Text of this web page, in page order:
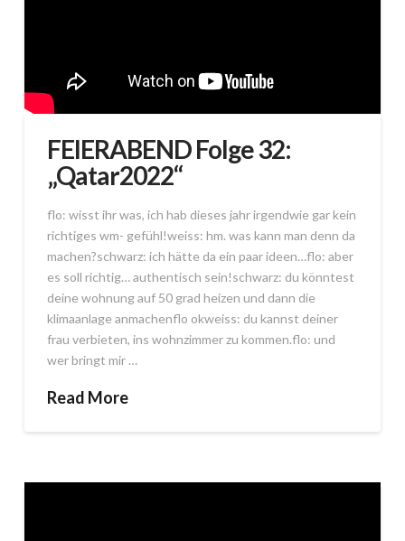
FEIERABEND Folge 32:
„Qatar2022“
flo: wisst ihr was, ich hab dieses jahr irgendwie gar kein
richtiges wm- gefühl!weiss: hm. was kann man denn da
machen?schwarz: ich hätte da ein paar ideen…flo: aber
es soll richtig… authentisch sein!schwarz: du könntest
deine wohnung auf 50 grad heizen und dann die
klimaanlage anmachenflo okweiss: du kannst deiner
frau verbieten, ins wohnzimmer zu kommen.flo: und
wer bringt mir …
Read More